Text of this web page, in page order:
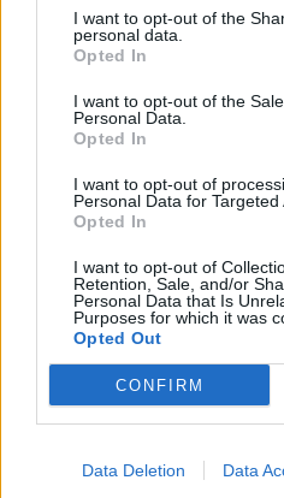
I want to opt-out of the
personal data.
Opted In
I want to opt-out of the
Personal Data.
Opted In
I want to opt-out of
Personal Data for Targeted
Opted In
I want to opt-out of
Retention, Sale, and/or
Personal Data that Is
Purposes for which it was
Opted Out
CONFIRM
Data Deletion Data
Új Milliómosok
Pénzt Szerezni
Ki szeretne új milliomos
vezeti a listát, ahol 2025-
milliomos született, ami
augusztus 9, 2026